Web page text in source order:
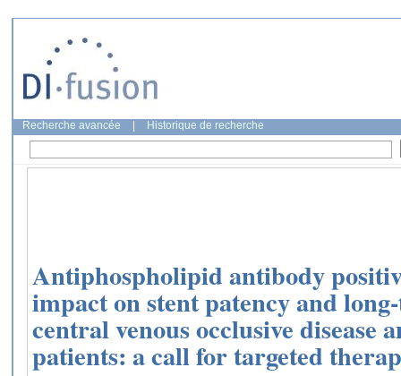
Recherche avancée Historique de recherche
Antiphospholipid antibody
impact on stent patency and
central venous occlusive disease
patients: a call for targeted